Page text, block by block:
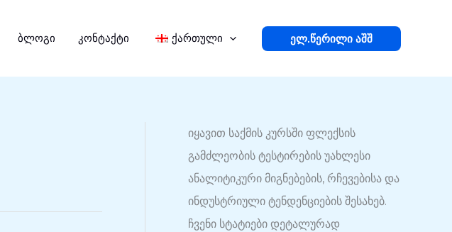
ბლოგი კონტაქტი ქართული Ელ.წერილი Აშშ
იყავით საქმის კურსში ფლექსის
გამძლეობის ტესტირების უახლესი
ანალიტიკური მიგნებების, რჩევებისა და
ინდუსტრიული ტენდენციების შესახებ.
ჩვენი სტატიები დეტალურად
ძ
ე
ბ
ნ
ა